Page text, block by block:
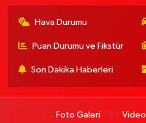
Hava Durumu
Puan Durumu ve Fikstür
Son Dakika Haberleri
Foto Galeri Video